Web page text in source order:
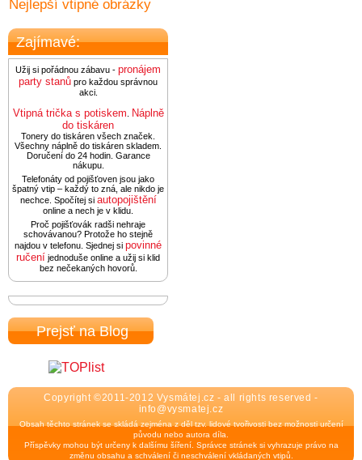
Nejlepší vtipné obrázky
Zajímavé:
Užij si pořádnou zábavu - pronájem
party stanů pro každou správnou
akci.
Vtipná trička s potiskem Náplně
do tiskáren
Tonery do tiskáren všech značek.
Všechny náplně do tiskáren skladem.
Doručení do 24 hodin. Garance
nákupu.
Telefonáty od pojišťoven jsou jako
špatný vtip – každý to zná, ale nikdo je
nechce. Spočítej si autopojištění
online a nech je v klidu.
Proč pojišťovák radši nehraje
schovávanou? Protože ho stejně
najdou v telefonu. Sjednej si povinné
ručení jednoduše online a užij si klid
bez nečekaných hovorů.
Prejsť na Blog
Copyright ©2011-2012 Vysmátej.cz - all rights reserved -
info@vysmatej.cz
Obsah těchto stránek se skládá zejména z děl tzv. lidové tvořivosti bez možnosti určení
původu nebo autora díla.
Příspěvky mohou být určeny k dalšímu šíření. Správce stránek si vyhrazuje právo na
změnu obsahu a schválení či neschválení vkládaných vtipů.